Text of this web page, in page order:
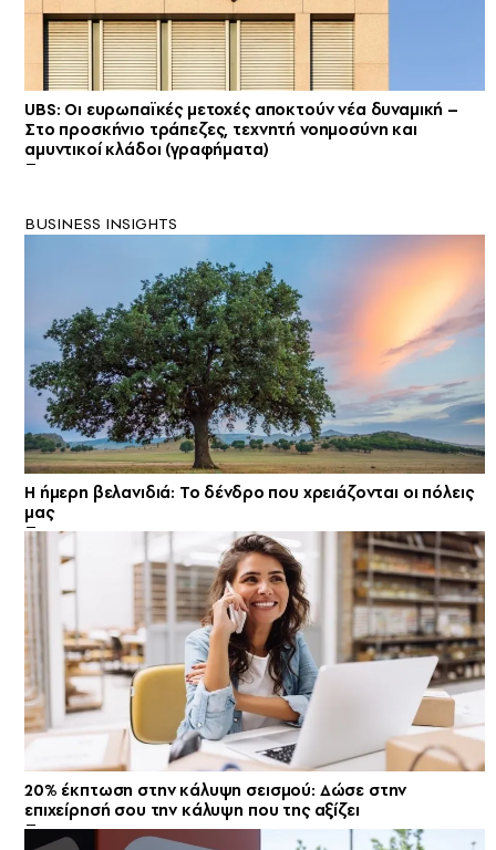
UBS: Οι ευρωπαϊκές μετοχές αποκτούν νέα δυναμική –
Στο προσκήνιο τράπεζες, τεχνητή νοημοσύνη και
αμυντικοί κλάδοι (γραφήματα)
BUSINESS INSIGHTS
Η ήμερη βελανιδιά: Το δένδρο που χρειάζονται οι πόλεις
μας
20% έκπτωση στην κάλυψη σεισμού: Δώσε στην
επιχείρησή σου την κάλυψη που της αξίζει